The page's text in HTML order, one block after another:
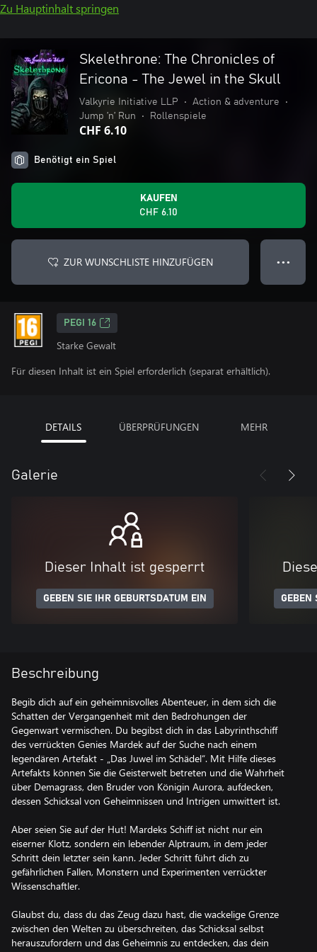
Zu Hauptinhalt springen
Skelethrone: The Chronicles of
Ericona - The Jewel in the Skull
Valkyrie Initiative LLP • Action & adventure
•
Jump ’n’ Run
• Rollenspiele
CHF 6.10
Benötigt ein Spiel
KAUFEN
CHF 6.10
ZUR WUNSCHLISTE HINZUFÜGEN ● ● ●
PEGI 16
Starke Gewalt
Für diesen Inhalt ist ein Spiel erforderlich (separat erhältlich).
DETAILS ÜBERPRÜFUNGEN MEHR
Galerie
Dieser Inhalt ist gesperrt
GEBEN SIE IHR GEBURTSDATUM EIN GEBEN
Beschreibung
Begib dich auf ein geheimnisvolles Abenteuer, in dem sich die
Schatten der Vergangenheit mit den Bedrohungen der
Gegenwart vermischen. Du begibst dich in das Labyrinthschiff
des verrückten Genies Mardek auf der Suche nach einem
legendären Artefakt - „Das Juwel im Schädel“. Mit Hilfe dieses
Artefakts können Sie die Geisterwelt betreten und die Wahrheit
über Demagrass, den Bruder von Königin Aurora, aufdecken,
dessen Schicksal von Geheimnissen und Intrigen umwittert ist.
Aber seien Sie auf der Hut! Mardeks Schiff ist nicht nur ein
eiserner Klotz, sondern ein lebender Alptraum, in dem jeder
Schritt dein letzter sein kann. Jeder Schritt führt dich zu
gefährlichen Fallen, Monstern und Experimenten verrückter
Wissenschaftler.
Glaubst du, dass du das Zeug dazu hast, die wackelige Grenze
zwischen den Welten zu überschreiten, das Schicksal selbst
herauszufordern und das Geheimnis zu entdecken, das dein